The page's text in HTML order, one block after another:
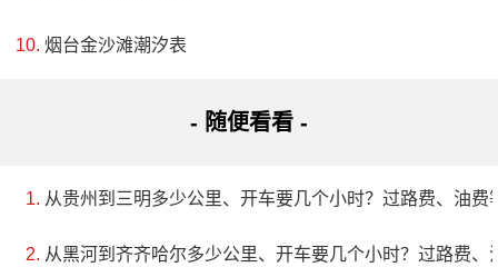
烟台金沙滩潮汐表
- 随便看看 -
从贵州到三明多少公里、开车要几个小时？过路费、油费
从黑河到齐齐哈尔多少公里、开车要几个小时？过路费、